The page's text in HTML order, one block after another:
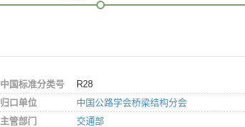
中国标准分类号
R28
归口单位
中国公路学会桥梁结构分会
主管部门
交通部